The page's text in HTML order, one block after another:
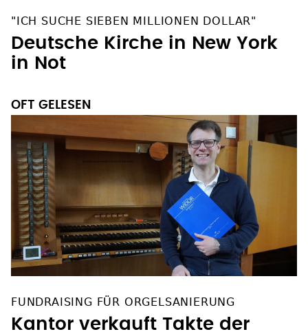
"ICH SUCHE SIEBEN MILLIONEN DOLLAR"
Deutsche Kirche in New York
in Not
OFT GELESEN
FUNDRAISING FÜR ORGELSANIERUNG
Kantor verkauft Takte der